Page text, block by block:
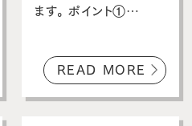
ます。 ポイント①…
READ MORE